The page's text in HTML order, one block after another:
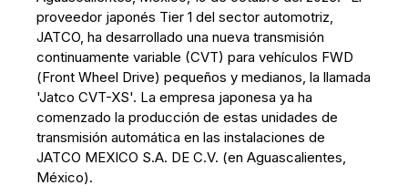
proveedor japonés Tier 1 del sector automotriz,
JATCO, ha desarrollado una nueva transmisión
continuamente variable (CVT) para vehículos FWD
(Front Wheel Drive) pequeños y medianos, la llamada
'Jatco CVT-XS'. La empresa japonesa ya ha
comenzado la producción de estas unidades de
transmisión automática en las instalaciones de
JATCO MEXICO S.A. DE C.V. (en Aguascalientes,
México).